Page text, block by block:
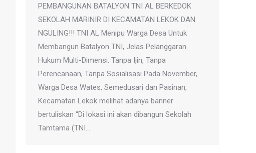
PEMBANGUNAN BATALYON TNI AL BERKEDOK
SEKOLAH MARINIR DI KECAMATAN LEKOK DAN
NGULING!!! TNI AL Menipu Warga Desa Untuk
Membangun Batalyon TNI, Jelas Pelanggaran
Hukum Multi-Dimensi: Tanpa Ijin, Tanpa
Perencanaan, Tanpa Sosialisasi Pada November,
Warga Desa Wates, Semedusari dan Pasinan,
Kecamatan Lekok melihat adanya banner
bertuliskan “Di lokasi ini akan dibangun Sekolah
Tamtama (TNI…